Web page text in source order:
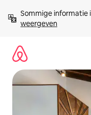
direct
naar
Sommige informatie
weergeven